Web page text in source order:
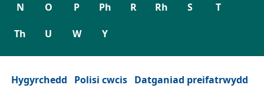
N O P Ph R Rh S T
Th U W Y
Hygyrchedd Polisi cwcis Datganiad preifatrwydd